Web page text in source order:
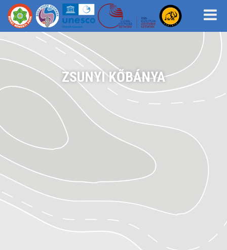
ZSUNYI KŐBÁNYA